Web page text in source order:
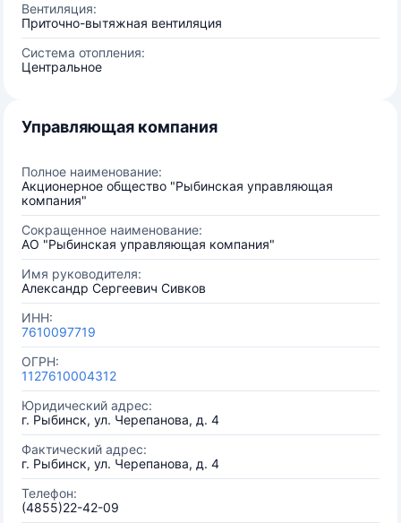
Вентиляция:
Приточно-вытяжная вентиляция
Система отопления:
Центральное
Управляющая компания
Полное наименование:
Акционерное общество "Рыбинская управляющая
компания"
Сокращенное наименование:
АО "Рыбинская управляющая компания"
Имя руководителя:
Александр Сергеевич Сивков
ИНН:
7610097719
ОГРН:
1127610004312
Юридический адрес:
г. Рыбинск, ул. Черепанова, д. 4
Фактический адрес:
г. Рыбинск, ул. Черепанова, д. 4
Телефон:
(4855)22-42-09